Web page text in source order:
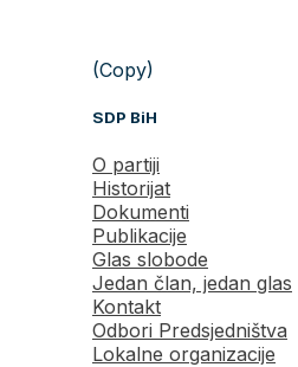
(Copy)
SDP BiH
O partiji
Historijat
Dokumenti
Publikacije
Glas slobode
Jedan član, jedan glas
Kontakt
Odbori Predsjedništva
Lokalne organizacije